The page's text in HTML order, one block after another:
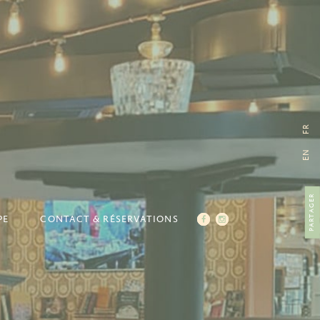
CONTACT & RÉSERVATIONS
EN
FR
PARTAGER